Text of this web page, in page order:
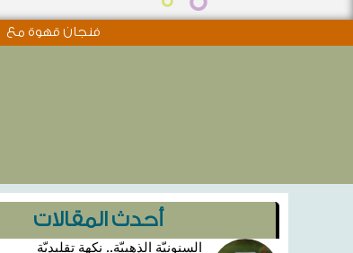
فنجان قهوة مع
أحدث المقالات
السنونيّة الذهبيّة.. نكهة تقليديّة